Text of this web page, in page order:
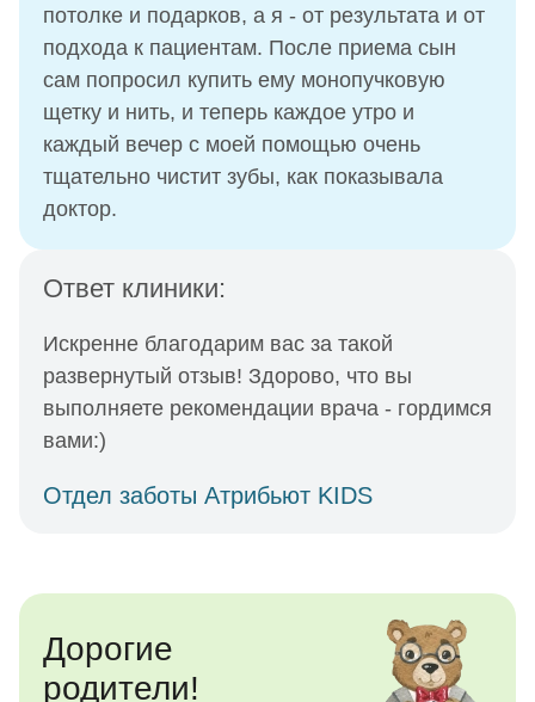
потолке и подарков, а я - от результата и от
подхода к пациентам. После приема сын
сам попросил купить ему монопучковую
щетку и нить, и теперь каждое утро и
каждый вечер с моей помощью очень
тщательно чистит зубы, как показывала
доктор.
Ответ клиники:
Искренне благодарим вас за такой
развернутый отзыв! Здорово, что вы
выполняете рекомендации врача - гордимся
вами:)
Отдел заботы Атрибьют KIDS
Дорогие
родители!